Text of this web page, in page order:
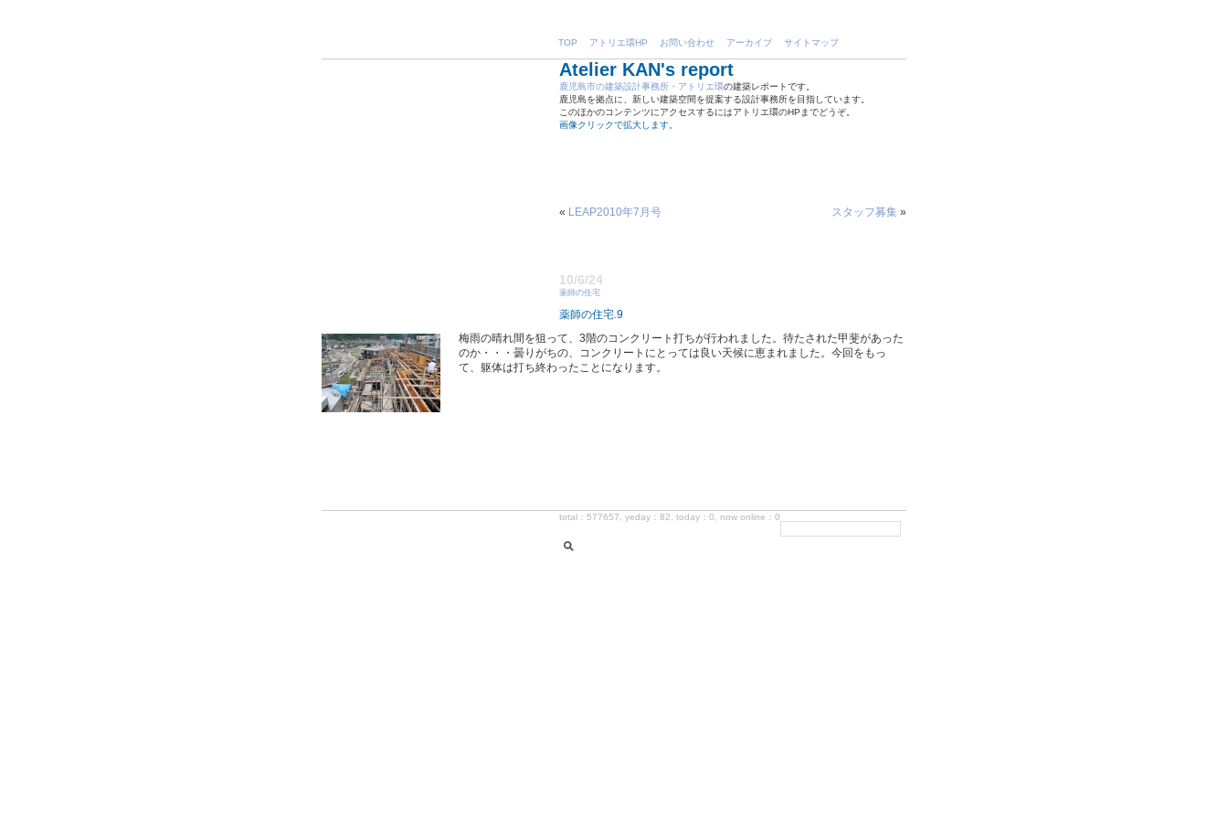
TOP アトリエ環HP お問い合わせ アーカイブ サイトマップ
Atelier KAN's report
鹿児島市の建築設計事務所・アトリエ環の建築レポートです。
鹿児島を拠点に、新しい建築空間を提案する設計事務所を目指しています。
このほかのコンテンツにアクセスするにはアトリエ環のHPまでどうぞ。
画像クリックで拡大します。
« LEAP2010年7月号 スタッフ募集 »
10/6/24
薬師の住宅
薬師の住宅.9
梅雨の晴れ間を狙って、3階のコンクリート打ちが行われました。待たされた甲斐があった
のか・・・曇りがちの、コンクリートにとっては良い天候に恵まれました。今回をもっ
て、躯体は打ち終わったことになります。
total：577657, yeday：82, today：0, now online：0